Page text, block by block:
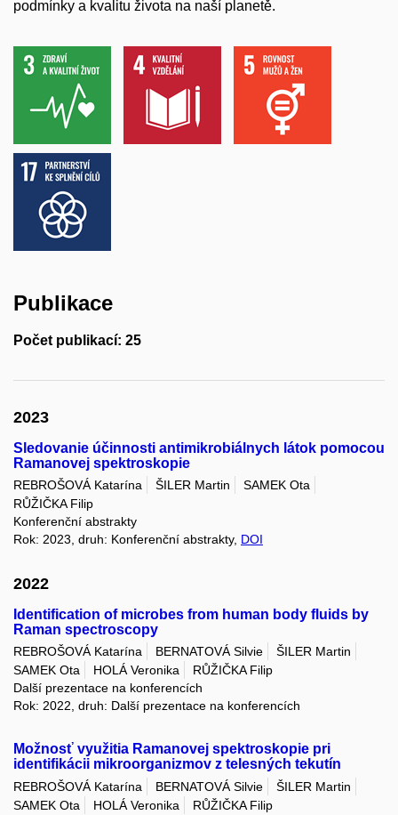
podmínky a kvalitu života na naší planetě.
Publikace
Počet publikací: 25
2023
Sledovanie účinnosti antimikrobiálnych látok pomocou
Ramanovej spektroskopie
REBROŠOVÁ Katarína ŠILER Martin
SAMEK Ota
RŮŽIČKA Filip
Konferenční abstrakty
Rok: 2023, druh: Konferenční abstrakty, DOI
2022
Identification of microbes from human body fluids by
Raman spectroscopy
REBROŠOVÁ Katarína BERNATOVÁ Silvie
ŠILER Martin
SAMEK Ota
HOLÁ Veronika
RŮŽIČKA Filip
Další prezentace na konferencích
Rok: 2022, druh: Další prezentace na konferencích
Možnosť využitia Ramanovej spektroskopie pri
identifikácii mikroorganizmov z telesných tekutín
REBROŠOVÁ Katarína BERNATOVÁ Silvie
ŠILER Martin
SAMEK Ota
HOLÁ Veronika
RŮŽIČKA Filip